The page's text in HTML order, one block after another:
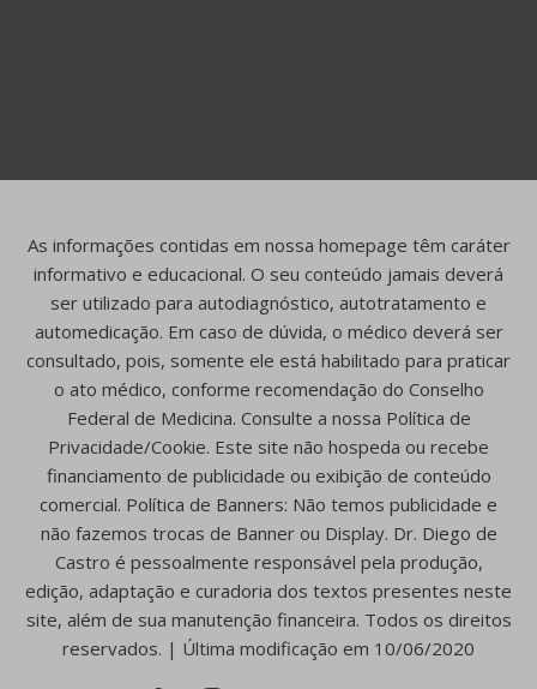
As informações contidas em nossa homepage têm caráter
informativo e educacional. O seu conteúdo jamais deverá
ser utilizado para autodiagnóstico, autotratamento e
automedicação. Em caso de dúvida, o médico deverá ser
consultado, pois, somente ele está habilitado para praticar
o ato médico, conforme recomendação do Conselho
Federal de Medicina. Consulte a nossa Política de
Privacidade/Cookie. Este site não hospeda ou recebe
financiamento de publicidade ou exibição de conteúdo
comercial. Política de Banners: Não temos publicidade e
não fazemos trocas de Banner ou Display. Dr. Diego de
Castro é pessoalmente responsável pela produção,
edição, adaptação e curadoria dos textos presentes neste
site, além de sua manutenção financeira. Todos os direitos
reservados. | Última modificação em 10/06/2020